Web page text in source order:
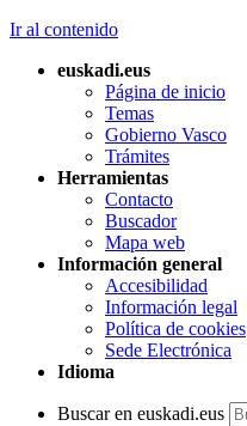
Ir al contenido
euskadi.eus
Página de inicio
Temas
Gobierno Vasco
Trámites
Herramientas
Contacto
Buscador
Mapa web
Información general
Accesibilidad
Información legal
Política de cookies
Sede Electrónica
Idioma
Buscar en euskadi.eus